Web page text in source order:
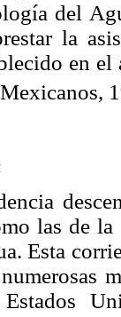
del
la
en
las de
Esta